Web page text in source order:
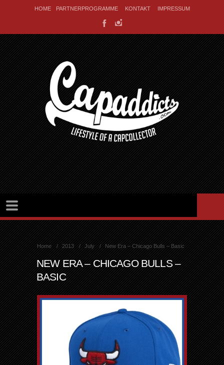
HOME PARTNERPROGRAMME KONTAKT IMPRESSUM
Home 2013 July New Era – Chicago Bulls – Basic
NEW ERA – CHICAGO BULLS –
BASIC